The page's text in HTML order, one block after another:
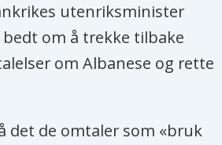
utenriksminister
bedt om å trekke tilbake
om Albanese og rette
det de omtaler som «bruk